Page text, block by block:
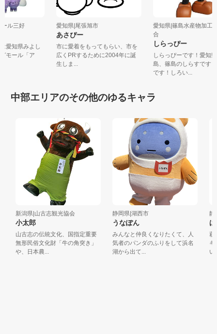
ール三好
は愛知県みよし
グモール「ア
愛知県|尾張旭市
あさぴー
市に愛着をもってもらい、市を
広くPRするために2004年に誕
生しま...
愛知県|篠島水産物加
合
しらっぴー
しらっぴーです！愛知
島、篠島のしらすで
です！しろい...
中部エリアのその他のゆるキャラ
新潟県|山古志観光協会
小太郎
山古志の伝統文化、国指定重要
無形民俗文化財「牛の角突き」
や、日本農...
静岡県|湖西市
うなぽん
みんなと仲良くなりたくて、人
気者のパンダのふりをして浜名
湖から出て...
静
は
萩
キ
い